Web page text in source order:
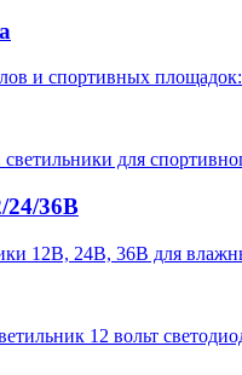
и спортивных
для
24/36В
12В, 24В, 36В для
12 вольт